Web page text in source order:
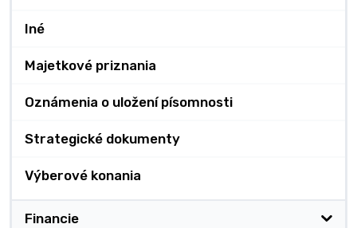
Iné
Majetkové priznania
Oznámenia o uložení písomnosti
Strategické dokumenty
Výberové konania
Financie